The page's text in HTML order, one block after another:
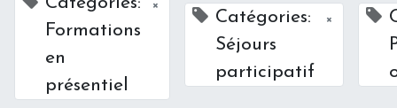
Formations
en
présentiel
×
Catégories:
Séjours
participatif
×